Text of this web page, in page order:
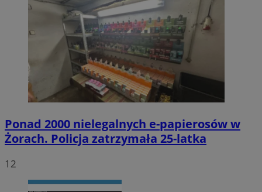
Ponad 2000 nielegalnych e-papierosów w
Żorach. Policja zatrzymała 25-latka
12